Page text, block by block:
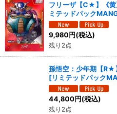
フリーザ【C★】《
ミテッドパック
9,980円(税込)
残り2点
孫悟空：少年期【
[リミテッドパック
44,800円(税込)
残り2点